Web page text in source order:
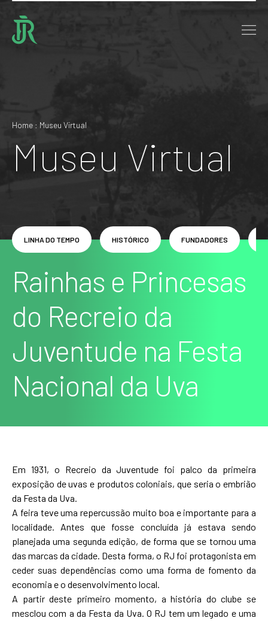
Home : Museu Virtual
Museu Virtual
Rainhas e Princesas
do Recreio da
Juventude na Festa
Nacional da Uva
LINHA DO TEMPO HISTÓRICO FUNDADORES
Em 1931, o Recreio da Juventude foi palco da primeira
exposição de uvas e produtos coloniais, que seria o embrião
da Festa da Uva.
A feira teve uma repercussão muito boa e importante para a
localidade. Antes que fosse concluída já estava sendo
planejada uma segunda edição, de forma que se tornou uma
das marcas da cidade. Desta forma, o RJ foi protagonista em
ceder suas dependências como uma forma de fomento da
economia e o desenvolvimento local.
A partir deste primeiro momento, a história do clube se
mesclou com a da Festa da Uva. O RJ tem um legado e uma